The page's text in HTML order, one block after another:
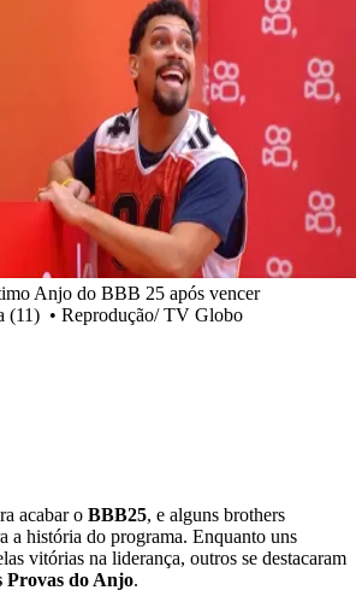
Anjo do BBB 25 após vencer
(11) • Reprodução/ TV Globo
acabar o BBB25, e alguns brothers
a história do programa. Enquanto uns
vitórias na liderança, outros se destacaram
Provas do Anjo.